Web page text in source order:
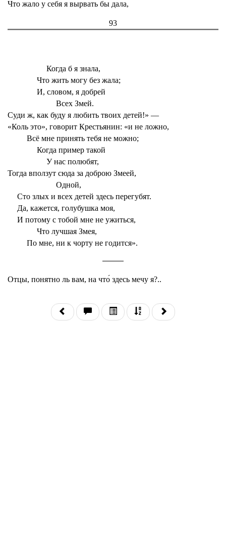
Что жало у себя я вырвать бы дала,
93
Когда б я знала,
Что жить могу без жала;
И, словом, я добрей
Всех Змей.
Суди ж, как буду я любить твоих детей!» —
«Коль это», говорит Крестьянин: «и не ложно,
Всё мне принять тебя не можно;
Когда пример такой
У нас полюбят,
Тогда вползут сюда за доброю Змеей,
Одной,
Сто злых и всех детей здесь перегубят.
Да, кажется, голубушка моя,
И потому с тобой мне не ужиться,
Что лучшая Змея,
По мне, ни к чорту не годится».
Отцы, понятно ль вам, на что́ здесь мечу я?..